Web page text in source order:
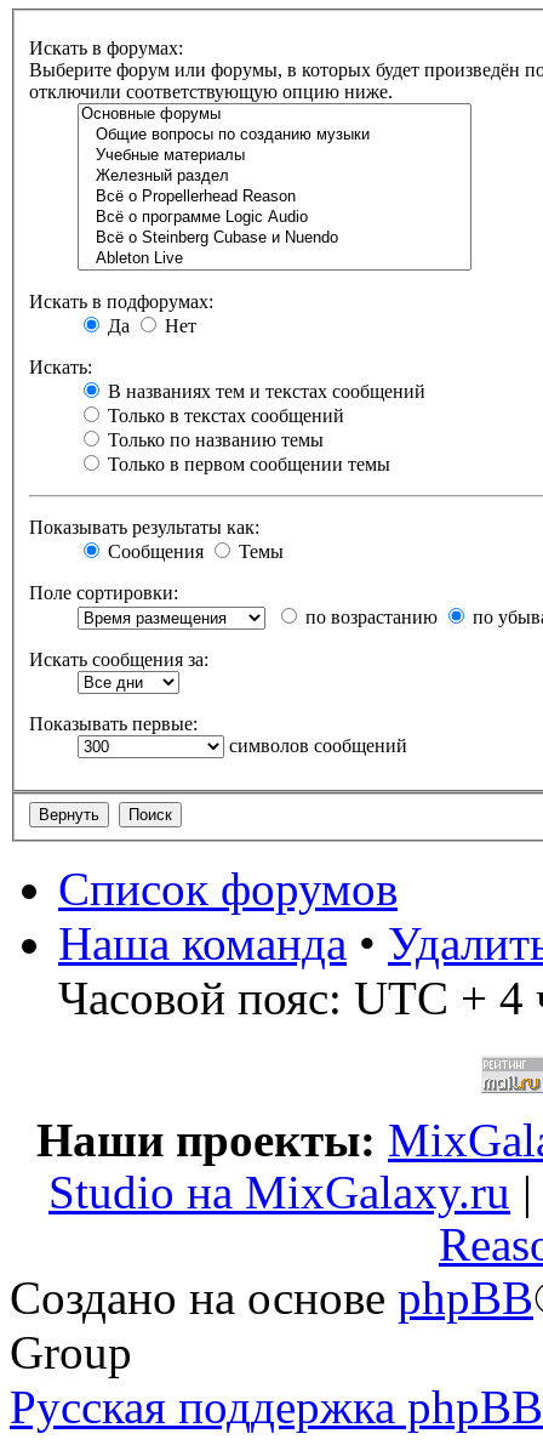
Искать в форумах:
Выберите форум или форумы, в которых будет произведён
отключили соответствующую опцию ниже.
Искать в подфорумах:
Да
Нет
Искать:
В названиях тем и текстах сообщений
Только в текстах сообщений
Только по названию темы
Только в первом сообщении темы
Показывать результаты как:
Сообщения
Темы
Поле сортировки:
по возрастанию
по
Искать сообщения за:
Показывать первые:
символов сообщений
Список форумов
Наша команда •
Часовой пояс: UTC + 4
Наши проекты:
Studio на MixGalaxy.ru |
Создано на основе phpBB
Group
Русская поддержка phpBB